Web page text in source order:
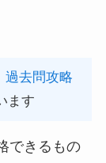
過去問攻略
ます
できるもの